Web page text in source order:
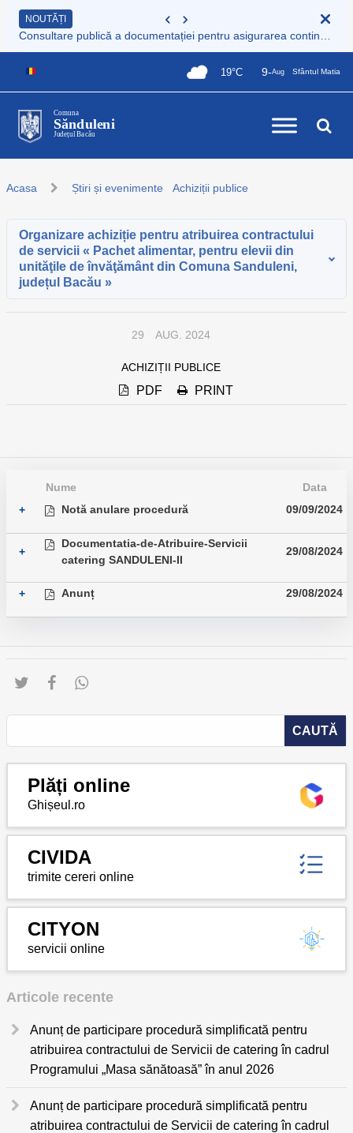
NOUTĂȚI
19°C 9-Aug Sfântul Matia
Comuna
Sănduleni
Județul Bacău
Acasa Știri și evenimente Achiziții publice
Organizare achiziție pentru atribuirea contractului
de servicii « Pachet alimentar, pentru elevii din
unităţile de învăţământ din Comuna Sanduleni,
județul Bacău »
29 AUG. 2024
ACHIZIȚII PUBLICE
PDF PRINT
Nume
Data
+
Notă anulare procedură 09/09/2024
+
Documentatia-de-Atribuire-Servicii
catering SANDULENI-II
29/08/2024
+ Anunț 29/08/2024
Plăți online
Ghișeul.ro
CIVIDA
trimite cereri online
CITYON
servicii online
Articole recente
Anunț de participare procedură simplificată pentru
atribuirea contractului de Servicii de catering în cadrul
Programului „Masa sănătoasă” în anul 2026
Anunț de participare procedură simplificată pentru
atribuirea contractului de Servicii de catering în cadrul